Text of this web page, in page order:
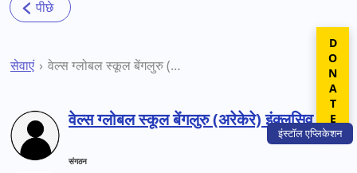
इंस्टॉलएप्लिकेशन
सेवाएं वेल्स ग्लोबल स्कूल बेंगलुरु (अरेकेरे) इंक्लूसिव स्कूल
वेल्स ग्लोबल स्कूल बेंगलुरु (अरेकेरे) इंक्लूसिव स्कूल
संगठन
DONATE